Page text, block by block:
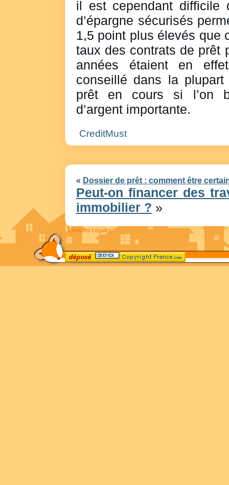
il est cependant difficile
d’épargne sécurisés
1,5 point plus élevés que
taux des contrats de prêt
années étaient en
conseillé dans la
prêt en cours si l’on
d’argent importante.
CreditMust
« Dossier de prêt : comment être
Peut-on financer des
immobilier ? »
Mentions Légales